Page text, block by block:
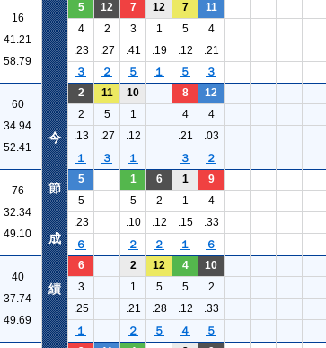
16
41.21
58.79
5 12 7 12 7 11
4 2 3 1 5
4
.23
.27 .41 .19 .12
.21
３
２ ５ １ ５ ３
60
34.94
52.41
2 11 10 8 12
2 5 1 4
4
.13
.27 .12 .21
.03
１
３ １ ３ ２
76
32.34
49.10
5 1 6 1 9
5 5 2 1
4
.23
.10 .12 .15
.33
６
２ ２ １ ６
40
37.74
49.69
6 2 12 4 10
3 1 5 5
2
.25
.21 .28 .12
.33
１
２ ５ ４ ５
今
節
成
績